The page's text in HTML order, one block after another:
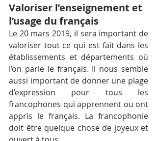
Valoriser l’enseignement et
l’usage du français
Le 20 mars 2019, il sera important de
valoriser tout ce qui est fait dans les
établissements et départements où
l’on parle le français. Il nous semble
aussi important de donner une plage
d’expression pour tous les
francophones qui apprennent ou ont
appris le français. La francophonie
doit être quelque chose de joyeux et